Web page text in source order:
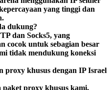
yang tinggi dan
dukung?
dan Socks5, yang
cocok untuk sebagian besar
tidak mendukung koneksi
proxy khusus dengan IP Israel
paket proxy khusus kami,